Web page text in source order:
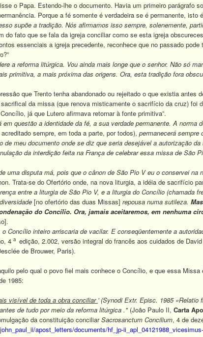
o Papa. Estendo-lhe o documento. Havia um primeiro parágrafo
Porque a fé somente é verdadeira se é permanente,
supõe a tradição. Nós afirmamos isso sempre, solenemente,
do fato que se fala da igreja conciliar como se esta igreja
essenciais a igreja precedente, reconhece que no passado
a reforma litúrgica. Vou ainda mais longe que o senhor. Não só
primitiva, a mais próxima das origens. Ora, esta tradição fora
que Trento tenha abandonado ou rejeitado o que existia antes
da missa (que renova misticamente o sacrifício da cruz) foi
já que Lutero afirmava retornar à fonte primitiva”.
questão a identidade da fé, a sua verdade permanente. A norma
sempre, em toda a parte, por todos), permanecerá sempre
de meu documento onde se diz que seria desejável a autorização
da interdição feita na França de celebrar essa missa de São
uma disputa má, pois que o cânon de São Pio V eu o conservei na
Trata-se do Ofertório onde, na nova liturgia, a idéia de sacrifício
entre a liturgia de São Pio V, e a liturgia do Concílio (chamada
[no ofertório das duas Missas] repousa numa sutileza.
do Concílio. Ora, jamais aceitaremos, em nenhuma
Concílio inteiro arriscaria de vacilar. E conseqüentemente a
4 a edição, 2.002, versão integral do francês aos cuidados de
de Brouwer, Paris).
pelo qual o povo fiel mais conhece o Concílio, e que essa
1985:
visível de toda a obra conciliar ' (Synodi Extr. Episc. 1985 «Relatio
de tudo por meio da reforma litúrgica ." (João Paulo II, Carta
da constituição conciliarSacrosanctum Concilium, 4 de
apost_letters/documents/hf_jp-